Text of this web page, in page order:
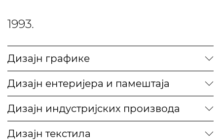
1993.
Дизајн графике
Дизајн ентеријера и памештаја
Дизајн индустријских производа
Дизајн текстила